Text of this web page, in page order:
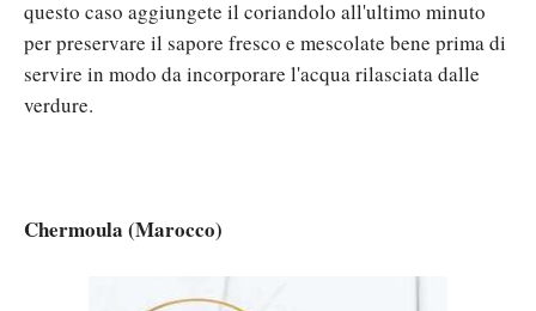
questo caso aggiungete il coriandolo all'ultimo minuto
per preservare il sapore fresco e mescolate bene prima di
servire in modo da incorporare l'acqua rilasciata dalle
verdure.
Chermoula (Marocco)